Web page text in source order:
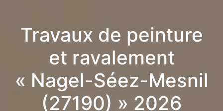
Travaux de peinture
et ravalement
« Nagel-Séez-Mesnil
(27190) » 2026